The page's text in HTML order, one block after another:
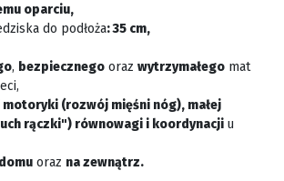
oparciu,
do podłoża:35 cm,
, bezpiecznegooraz wytrzymałegomat
motoryki (rozwój mięśni nóg), małej
rączki") równowagi i koordynacji u
oraz na zewnątrz.